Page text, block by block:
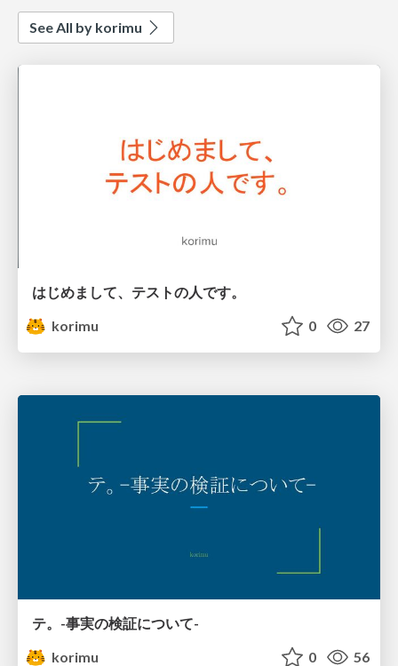
See All by korimu
はじめまして、テストの人です。
korimu
0 27
テ。-事実の検証について-
korimu
0 56